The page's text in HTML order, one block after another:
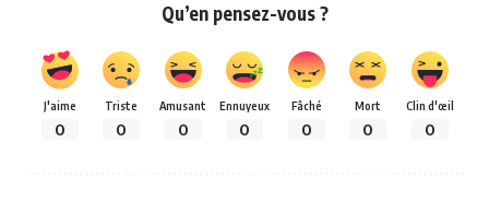
Qu’en pensez-vous ?
J'aime
0
Triste
0
Amusant
0
Ennuyeux
0
Fâché
0
Mort
0
Clin d'œil
0